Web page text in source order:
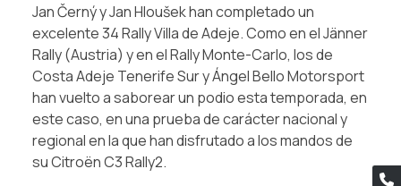
Jan Černý y Jan Hloušek han completado un
excelente 34 Rally Villa de Adeje. Como en el Jänner
Rally (Austria) y en el Rally Monte-Carlo, los de
Costa Adeje Tenerife Sur y Ángel Bello Motorsport
han vuelto a saborear un podio esta temporada, en
este caso, en una prueba de carácter nacional y
regional en la que han disfrutado a los mandos de
su Citroën C3 Rally2.